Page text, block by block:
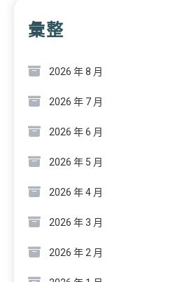
彙整
2026 年 8 月
2026 年 7 月
2026 年 6 月
2026 年 5 月
2026 年 4 月
2026 年 3 月
2026 年 2 月